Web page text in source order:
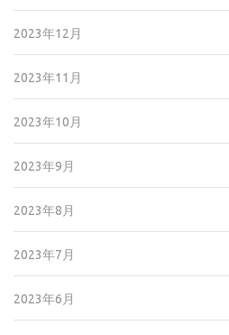
2023年12月
2023年11月
2023年10月
2023年9月
2023年8月
2023年7月
2023年6月